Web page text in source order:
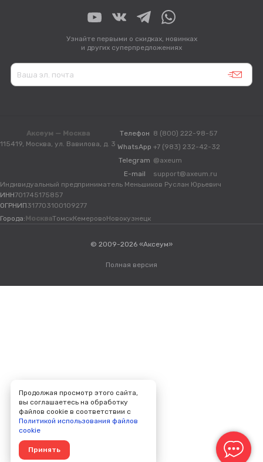
Узнайте первыми о скидках, новинках
и других суперпредложениях
Аксеум — Москва
115419, Москва, ул. Вавилова, д. 3
Телефон 8 (800) 222-98-57
WhatsApp +7 (983) 232-42-32
Telegram @axeum
E-mail
support@axeum.ru
Индивидуальный предприниматель Меньшиков Руслан Юрьевич
ИНН701745175857
ОГРНИП317703100109277
Города: МоскваТомскКемеровоНовокузнецк
© 2009-2026 «Аксеум»
Полная версия
Продолжая просмотр этого сайта,
вы соглашаетесь на обработку
файлов cookie в соответствии с
Политикой использования файлов
cookie
Принять